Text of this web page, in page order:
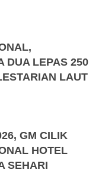
DUA LEPAS 250
LAUT
GM CILIK
HOTEL
SEHARI